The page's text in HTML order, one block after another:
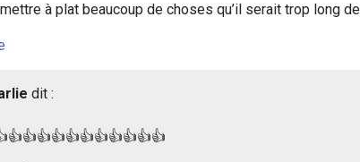
à plat beaucoup de choses qu’il serait trop long
dit :